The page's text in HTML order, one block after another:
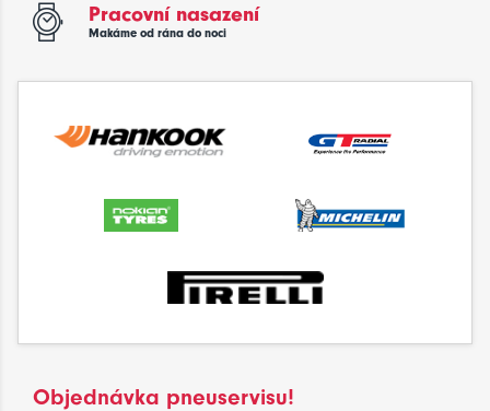
Pracovní nasazení
Makáme od rána do noci
Objednávka pneuservisu!